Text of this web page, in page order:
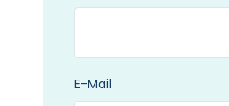
E-Mail